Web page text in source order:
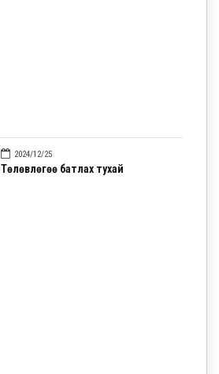
2024/12/25
Төлөвлөгөө батлах тухай